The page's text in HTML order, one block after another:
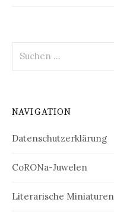
c
n
a
h
NAVIGATION
Datenschutzerklärung
CoRONa-Juwelen
Literarische Miniaturen